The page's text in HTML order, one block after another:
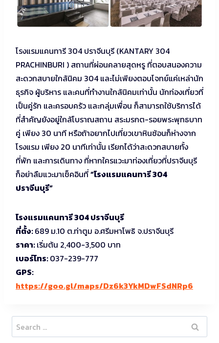
โรงแรมแคนทารี 304 ปราจีนบุรี (KANTARY 304
PRACHINBURI ) สถานที่ผ่อนคลายสุดหรู ที่ตอบสนองความ
สะดวกสบายใกล้นิคม 304 และไม่เพียงตอบโจทย์แค่เหล่านัก
ธุรกิจ ผู้บริหาร และคนที่ทำงานใกล้นิคมเท่านั้น นักท่องเที่ยวที่
เป็นคู่รัก และครอบครัว และกลุ่มเพื่อน ก็สามารถใช้บริการได้
ที่สำคัญยังอยู่ใกล้โบราณสถาน สระมรกต-รอยพระพุทธบาท
คู่ เพียง 30 นาที หรือถ้าอยากไปเที่ยวเขาหินซ้อนก็ห่างจาก
โรงแรม เพียง 20 นาทีเท่านั้น เรียกได้ว่าสะดวกสบายทั้ง
ที่พัก และการเดินทาง ที่หากใครแวะมาท่องเที่ยวที่ปราจีนบุรี
ก็อย่าลืมแวะมาเช็คอินที่“โรงแรมแคนทารี 304
ปราจีนบุรี”
โรงแรมแคนทารี304 ปราจีนบุรี
ที่ตั้ง:689 ม.10 ต.ท่าตูม อ.ศรีมหาโพธิ จ.ปราจีนบุรี
ราคา:เริ่มต้น 2,400-3,500 บาท
เบอร์โทร:037-239-777
GPS:
https://goo.gl/maps/Dz6k3YkMDwFSdNRp6
Search
for: